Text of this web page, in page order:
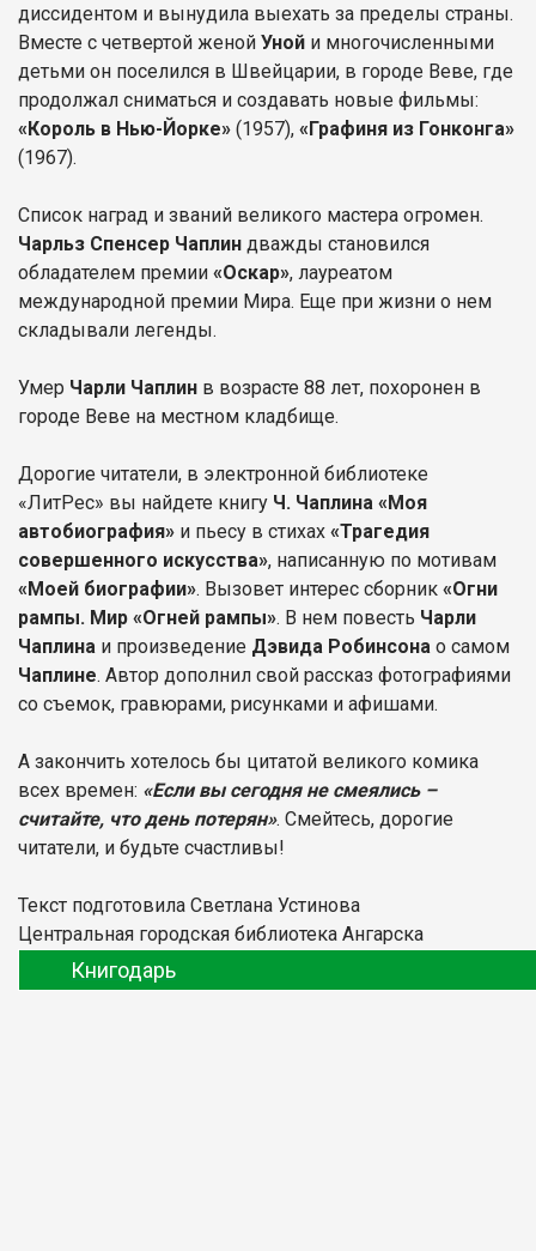
диссидентом и вынудила выехать за пределы страны.
Вместе с четвертой женой Уной и многочисленными
детьми он поселился в Швейцарии, в городе Веве, где
продолжал сниматься и создавать новые фильмы:
«Король в Нью-Йорке» (1957), «Графиня из Гонконга»
(1967).
Список наград и званий великого мастера огромен.
Чарльз Спенсер Чаплин дважды становился
обладателем премии «Оскар», лауреатом
международной премии Мира. Еще при жизни о нем
складывали легенды.
Умер Чарли Чаплин в возрасте 88 лет, похоронен в
городе Веве на местном кладбище.
Дорогие читатели, в электронной библиотеке
«ЛитРес» вы найдете книгу Ч. Чаплина «Моя
автобиография» и пьесу в стихах «Трагедия
совершенного искусства», написанную по мотивам
«Моей биографии». Вызовет интерес сборник «Огни
рампы. Мир «Огней рампы». В нем повесть Чарли
Чаплина и произведение Дэвида Робинсона о самом
Чаплине. Автор дополнил свой рассказ фотографиями
со съемок, гравюрами, рисунками и афишами.
А закончить хотелось бы цитатой великого комика
всех времен: «Если вы сегодня не смеялись –
считайте, что день потерян». Смейтесь, дорогие
читатели, и будьте счастливы!
Текст подготовила Светлана Устинова
Центральная городская библиотека Ангарска
Книгодарь